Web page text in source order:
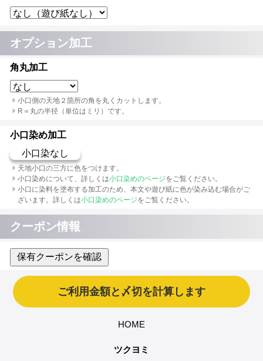
オプション加工
角丸加工
小口側の天地２箇所の角を丸くカットします。
R＝丸の半径（単位はミリ）です。
小口染め加工
小口染なし
天地小口の三方に色をつけます。
小口染めについて、詳しくは小口染めのページをご覧ください。
小口に染料を塗布する加工のため、本文や遊び紙に色が染み込む場合がご
ざいます。詳しくは小口染めのページをご覧ください。
クーポン情報
保有クーポンを確認
HOME
ツクヨミ